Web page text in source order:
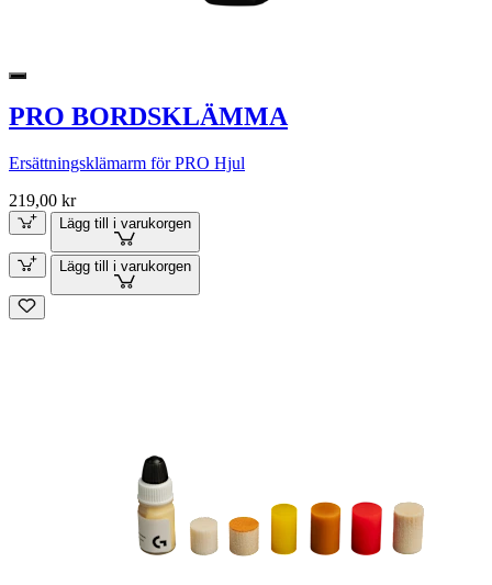
PRO BORDSKLÄMMA
Ersättningsklämarm för PRO Hjul
219,00 kr
Lägg till i varukorgen
Lägg till i varukorgen